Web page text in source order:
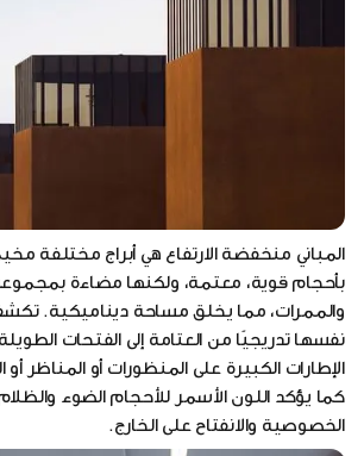
المباني منخفضة الارتفاع هي أبراج مختلفة
بأحجام قوية، معتمة، ولكنها مضاءة
والممرات، مما يخلق مساحة ديناميكية.
نفسها تدريجيًا من العتامة إلى الفتحات الطويلة
الإطارات الكبيرة على المنظورات أو المناظر أو
كما يؤكد اللون الأسمر للأحجام الضوء
الخصوصية والانفتاح على الخارج.